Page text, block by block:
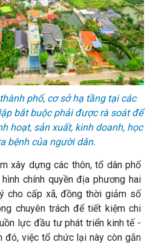
phố, cơ sở hạ tầng tại các
bắt buộc phải được rà soát để
hoạt, sản xuất, kinh doanh, học
bệnh của người dân.
xây dựng các thôn, tổ dân phố
chính quyền địa phương hai
cho cấp xã, đồng thời giảm số
chuyên trách để tiết kiệm chi
lực đầu tư phát triển kinh tế -
đó, việc tổ chức lại này còn gắn